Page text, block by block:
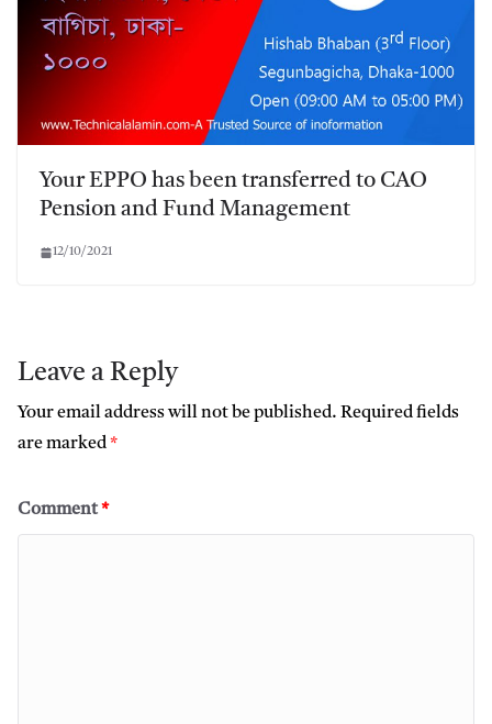
Your EPPO has been transferred to CAO
Pension and Fund Management
12/10/2021
Leave a Reply
Your email address will not be published. Required fields
are marked*
Comment*